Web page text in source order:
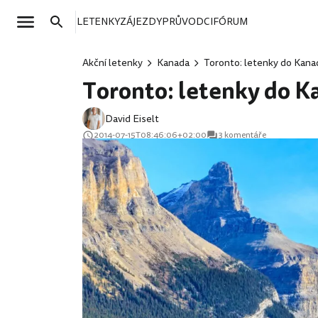
LETENKYZÁJEZDYPRŮVODCIFÓRUM
Akční letenky Kanada Toronto: letenky do
Toronto: letenky do
David Eiselt
2014-07-15T08:46:06+02:00 3 komentáře